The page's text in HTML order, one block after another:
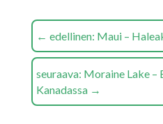
← edellinen: Maui –
seuraava: Moraine Lake
Kanadassa→